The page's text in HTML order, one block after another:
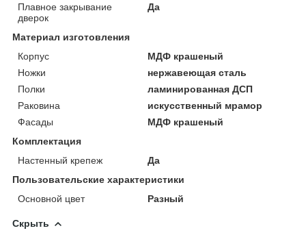
Плавное закрывание
дверок
Да
Материал изготовления
Корпус
МДФ крашеный
Ножки
нержавеющая сталь
Полки
ламинированная ДСП
Раковина
искусственный мрамор
Фасады
МДФ крашеный
Комплектация
Настенный крепеж
Да
Пользовательские характеристики
Основной цвет
Разный
Скрыть